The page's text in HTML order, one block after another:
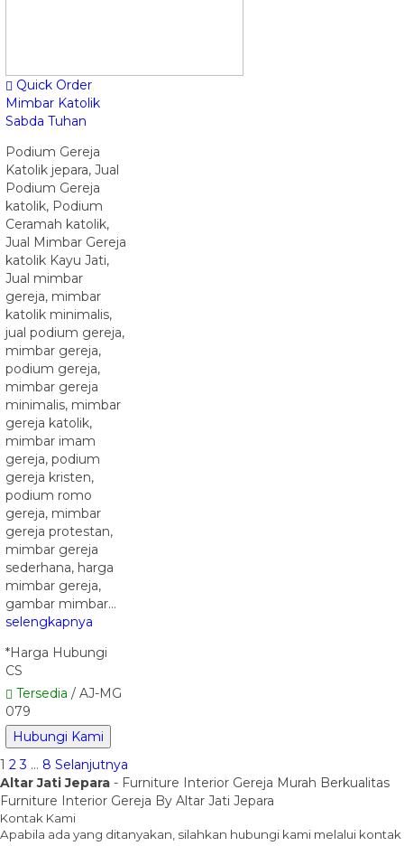
Quick Order
Mimbar Katolik
Sabda Tuhan
Podium Gereja
Katolik jepara, Jual
Podium Gereja
katolik, Podium
Ceramah katolik,
Jual Mimbar Gereja
katolik Kayu Jati,
Jual mimbar
gereja, mimbar
katolik minimalis,
jual podium gereja,
mimbar gereja,
podium gereja,
mimbar gereja
minimalis, mimbar
gereja katolik,
mimbar imam
gereja, podium
gereja kristen,
podium romo
gereja, mimbar
gereja protestan,
mimbar gereja
sederhana, harga
mimbar gereja,
gambar mimbar…
selengkapnya
*Harga Hubungi
CS
Tersedia / AJ-MG
079
Hubungi Kami
1 2 3 … 8 Selanjutnya
Altar Jati Jepara - Furniture Interior Gereja Murah Berkualitas
Furniture Interior Gereja By Altar Jati Jepara
Kontak Kami
Apabila ada yang ditanyakan, silahkan hubungi kami melalui kontak